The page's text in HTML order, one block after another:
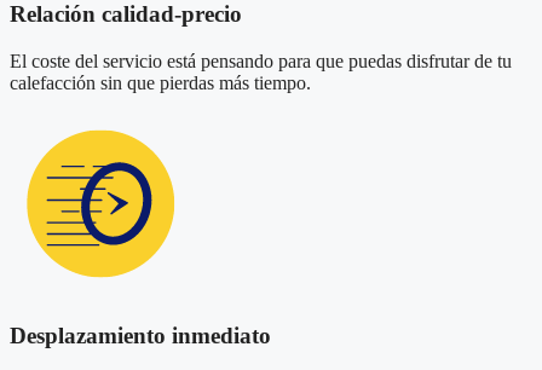
Relación calidad-precio
El coste del servicio está pensando para que puedas disfrutar de tu
calefacción sin que pierdas más tiempo.
Desplazamiento inmediato